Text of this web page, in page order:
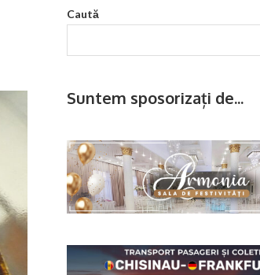
Caută
Suntem sposorizați de...